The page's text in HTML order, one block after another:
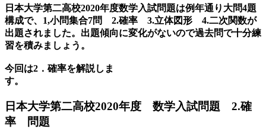
日本大学第二高校2020年度数学入試問題は例年通り大問4題
構成で、1,小問集合7問 2.確率 3.立体図形 4.二次関数が
出題されました。出題傾向に変化がないので過去問で十分練
習を積みましょう。
今回は2．確率を解説しま
す。
日本大学第二高校2020年度 数学入試問題 2.確
率 問題